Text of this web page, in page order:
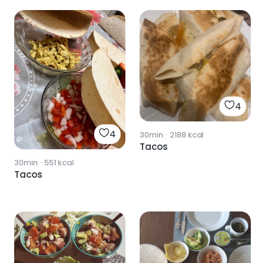
4
30min · 551 kcal
Tacos
4
30min · 2188 kcal
Tacos